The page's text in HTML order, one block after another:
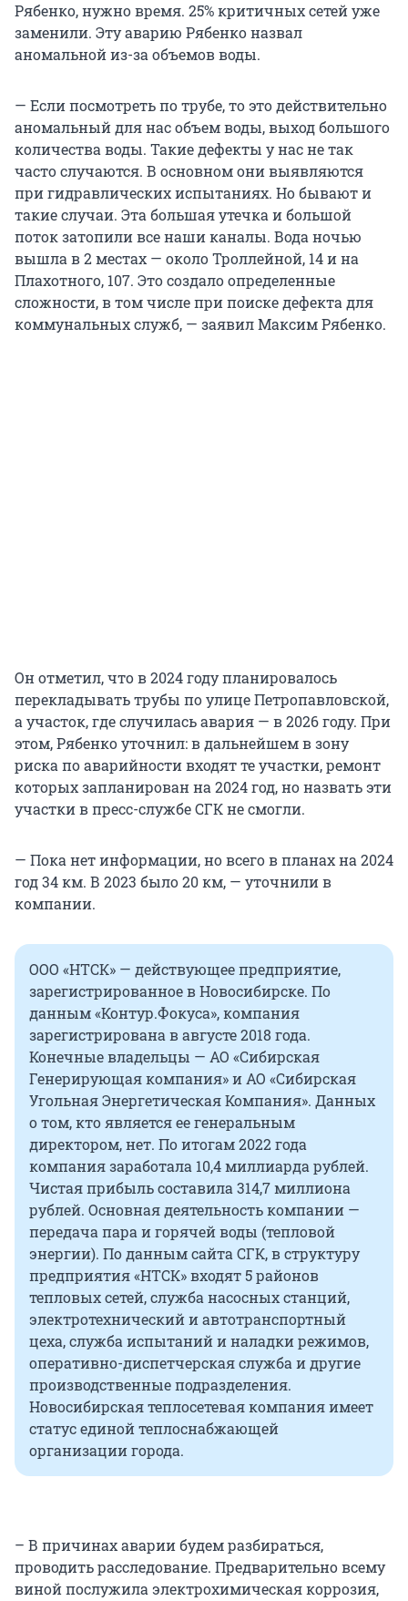
Рябенко, нужно время. 25% критичных сетей уже
заменили. Эту аварию Рябенко назвал
аномальной из-за объемов воды.
— Если посмотреть по трубе, то это действительно
аномальный для нас объем воды, выход большого
количества воды. Такие дефекты у нас не так
часто случаются. В основном они выявляются
при гидравлических испытаниях. Но бывают и
такие случаи. Эта большая утечка и большой
поток затопили все наши каналы. Вода ночью
вышла в 2 местах — около Троллейной, 14 и на
Плахотного, 107. Это создало определенные
сложности, в том числе при поиске дефекта для
коммунальных служб, — заявил Максим Рябенко.
Он отметил, что в 2024 году планировалось
перекладывать трубы по улице Петропавловской,
а участок, где случилась авария — в 2026 году. При
этом, Рябенко уточнил: в дальнейшем в зону
риска по аварийности входят те участки, ремонт
которых запланирован на 2024 год, но назвать эти
участки в пресс-службе СГК не смогли.
— Пока нет информации, но всего в планах на 2024
год 34 км. В 2023 было 20 км, — уточнили в
компании.
ООО «НТСК» — действующее предприятие,
зарегистрированное в Новосибирске. По
данным «Контур.Фокуса», компания
зарегистрирована в августе 2018 года.
Конечные владельцы — АО «Сибирская
Генерирующая компания» и АО «Сибирская
Угольная Энергетическая Компания». Данных
о том, кто является ее генеральным
директором, нет. По итогам 2022 года
компания заработала 10,4 миллиарда рублей.
Чистая прибыль составила 314,7 миллиона
рублей. Основная деятельность компании —
передача пара и горячей воды (тепловой
энергии). По данным сайта СГК, в структуру
предприятия «НТСК» входят 5 районов
тепловых сетей, служба насосных станций,
электротехнический и автотранспортный
цеха, служба испытаний и наладки режимов,
оперативно-диспетчерская служба и другие
производственные подразделения.
Новосибирская теплосетевая компания имеет
статус единой теплоснабжающей
организации города.
– В причинах аварии будем разбираться,
проводить расследование. Предварительно всему
виной послужила электрохимическая коррозия,